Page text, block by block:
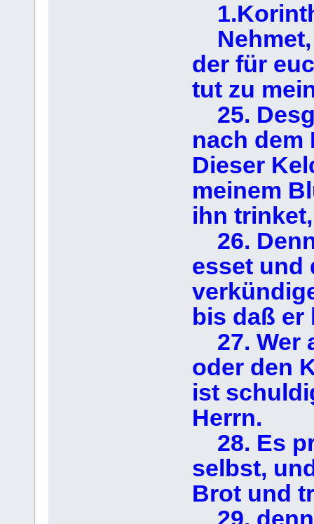
Nehmet,
der für
tut zu
25.
nach dem
Dieser
meinem
ihn
26.
esset und
bis daß er
27. Wer
oder den
ist
Herrn.
28. Es
selbst,
Brot und